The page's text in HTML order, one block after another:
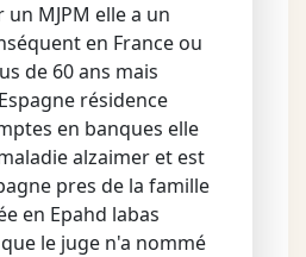
MJPM elle a un
en France ou
de 60 ans mais
résidence
en banques elle
alzaimer et est
pres de la famille
en Epahd labas
le juge n'a nommé